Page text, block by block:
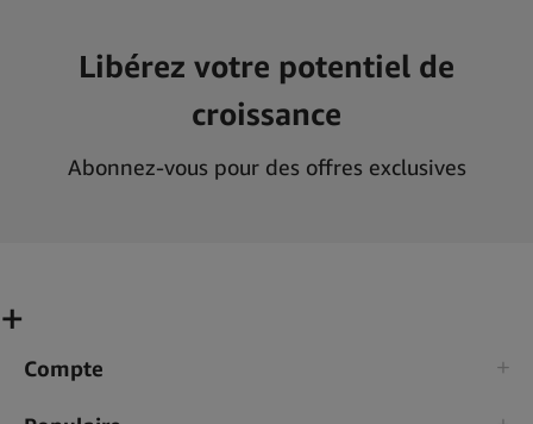
Libérez votre potentiel de
croissance
Abonnez-vous pour des offres exclusives
Compte